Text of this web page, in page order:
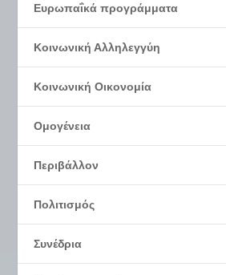
Ευρωπαΐκά προγράμματα
Κοινωνική Αλληλεγγύη
Κοινωνική Οικονομία
Ομογένεια
Περιβάλλον
Πολιτισμός
Συνέδρια